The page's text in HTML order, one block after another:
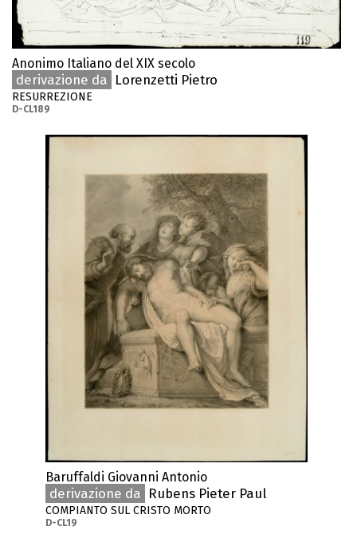
Anonimo Italiano del XIX secolo
derivazione da Lorenzetti Pietro
RESURREZIONE
D-CL189
Baruffaldi Giovanni Antonio
derivazione da Rubens Pieter Paul
COMPIANTO SUL CRISTO MORTO
D-CL19